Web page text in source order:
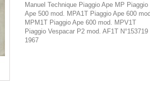
Manuel Technique Piaggio Ape MP Piaggio
Ape 500 mod. MPA1T Piaggio Ape 600 mod.
MPM1T Piaggio Ape 600 mod. MPV1T
Piaggio Vespacar P2 mod. AF1T N°153719
1967